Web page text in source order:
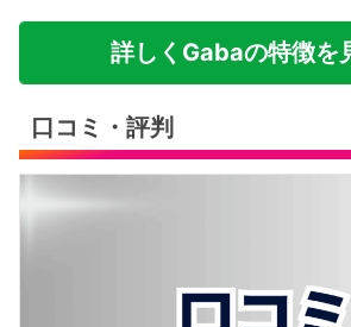
詳しくGabaの特徴を
口コミ・評判